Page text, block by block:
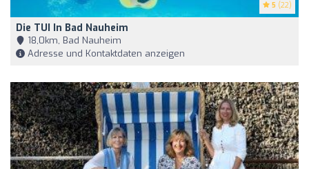
5 (22)
Die TUI In Bad Nauheim
18,0km, Bad Nauheim
Adresse und Kontaktdaten anzeigen